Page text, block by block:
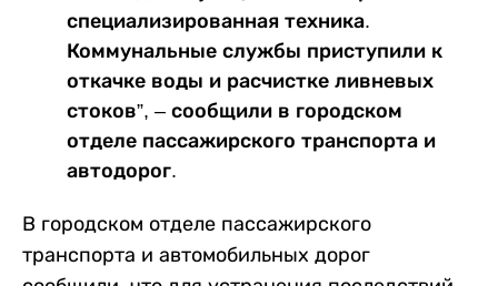
специализированная техника.
Коммунальные службы приступили к
откачке воды и расчистке ливневых
стоков”, – сообщили в городском
отделе пассажирского транспорта и
автодорог.
В городском отделе пассажирского
транспорта и автомобильных дорог